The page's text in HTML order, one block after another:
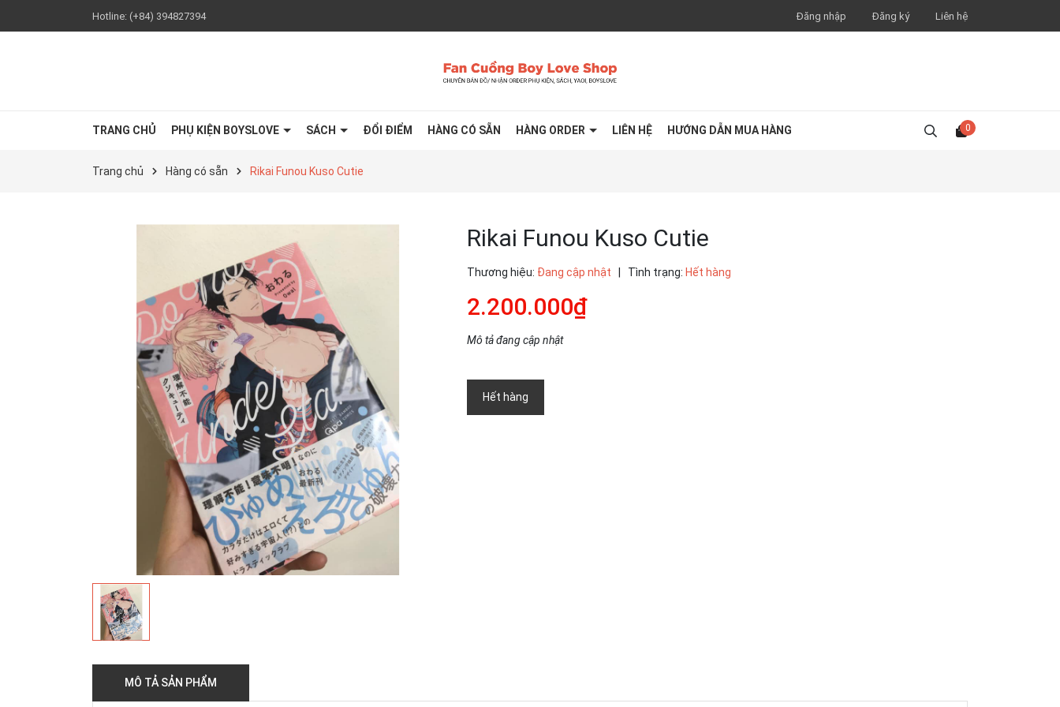
Hotline: (+84) 394827394 Đăng nhập Đăng ký Liên hệ
TRANG CHỦ PHỤ KIỆN BOYSLOVE SÁCH ĐỔI ĐIỂM HÀNG CÓ SẴN HÀNG ORDER LIÊN HỆ HƯỚNG DẪN MUA HÀNG 0
Trang chủ Hàng có sẵn Rikai Funou Kuso Cutie
Rikai Funou Kuso Cutie
Thương hiệu: Đang cập nhật Tình trạng: Hết hàng
2.200.000₫
Mô tả đang cập nhật
Hết hàng
MÔ TẢ SẢN PHẨM